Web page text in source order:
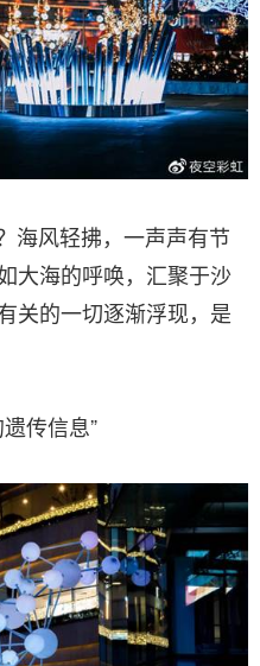
风轻拂，一声声有节
大海的呼唤，汇聚于沙
关的一切逐渐浮现，是
传信息”